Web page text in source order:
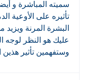
سميته المباشرة و
تأثيره على الأوعية
البشرة المرنة ويزيد
عليك هو النظر
وستفهمين تأثير